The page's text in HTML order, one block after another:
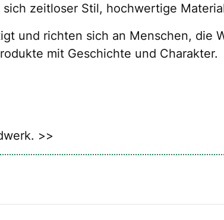
zeitloser Stil, hochwertige
und richten sich an Menschen, die
mit Geschichte und Charakter.
>>